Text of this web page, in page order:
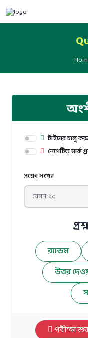
টাইমার চালু
নেগেটিভ মার্ক
প্রশ্নের সংখ্যা
র‍্যান্ডম
উত্তর
পরীক্ষা